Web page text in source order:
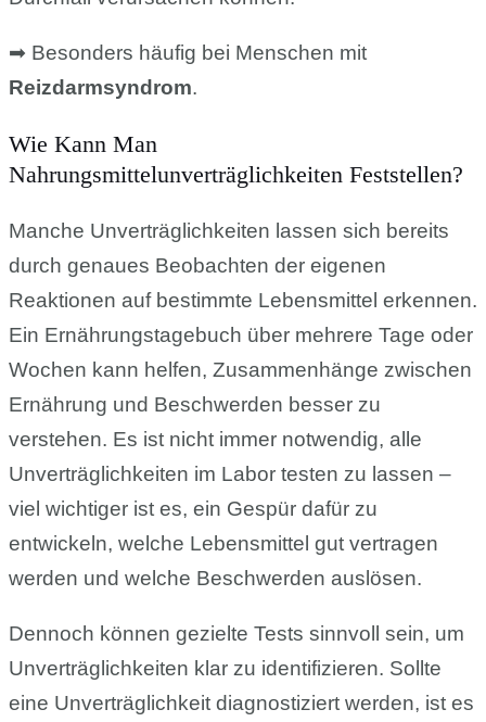
➡ Besonders häufig bei Menschen mit
Reizdarmsyndrom.
Wie Kann Man
Nahrungsmittelunverträglichkeiten Feststellen?
Manche Unverträglichkeiten lassen sich bereits
durch genaues Beobachten der eigenen
Reaktionen auf bestimmte Lebensmittel erkennen.
Ein Ernährungstagebuch über mehrere Tage oder
Wochen kann helfen, Zusammenhänge zwischen
Ernährung und Beschwerden besser zu
verstehen. Es ist nicht immer notwendig, alle
Unverträglichkeiten im Labor testen zu lassen –
viel wichtiger ist es, ein Gespür dafür zu
entwickeln, welche Lebensmittel gut vertragen
werden und welche Beschwerden auslösen.
Dennoch können gezielte Tests sinnvoll sein, um
Unverträglichkeiten klar zu identifizieren. Sollte
eine Unverträglichkeit diagnostiziert werden, ist es